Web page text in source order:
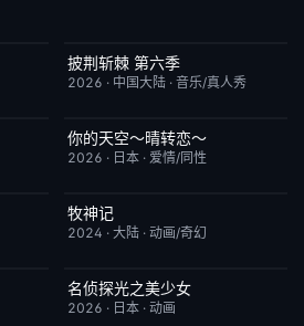
更新至超前企划第2期
披荆斩棘 第六季
2026 · 中国大陆 · 音乐/真人秀
更新至第02集
你的天空～晴转恋～
2026 · 日本 · 爱情/同性
更新至第95集
牧神记
2024 · 大陆 · 动画/奇幻
更新至第28集
名侦探光之美少女
2026 · 日本 · 动画